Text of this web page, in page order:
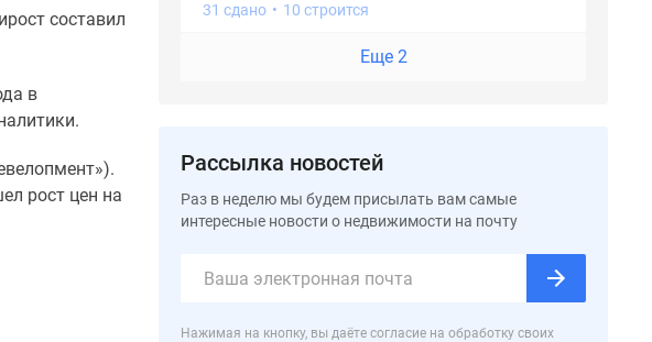
составил
в
рост цен на
31 сдано • 10 строится
Еще 2
Рассылка новостей
Раз в неделю мы будем присылать вам самые
интересные новости о недвижимости на почту
Нажимая на кнопку, вы даёте согласие на обработку своих